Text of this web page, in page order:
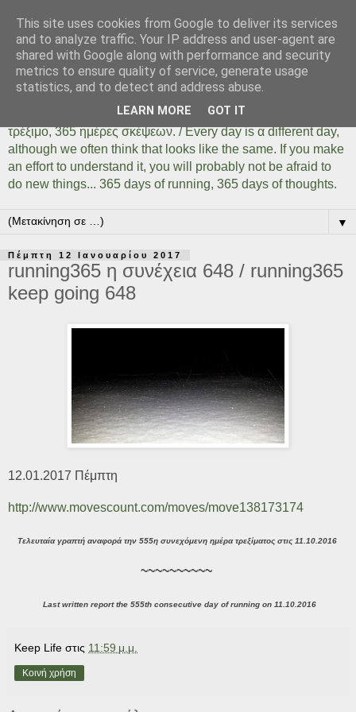
Days Of Running 365
Κάθε μέρα είναι μια διαφορετική ημέρα όσο ίδια και αν
φαίνεται. Αρκεί να το καταλάβουμε, αρκεί να δοκιμάσουμε,
αρκεί να μην φοβηθούμε να κάνουμε πράγματα... 365 ημέρες
τρέξιμο, 365 ημέρες σκέψεων. / Every day is α different day,
although we often think that looks like the same. If you make
an effort to understand it, you will probably not be afraid to
do new things... 365 days of running, 365 days of thoughts.
▼
Πέμπτη 12 Ιανουαρίου 2017
running365 η συνέχεια 648 / running365
keep going 648
12.01.2017 Πέμπτη
http://www.movescount.com/moves/move138173174
Τελευταία γραπτή αναφορά την 555η συνεχόμενη ημέρα τρεξίματος στις 11.10.2016
~~~~~~~~~~
Last written report the 555th consecutive day of running on 11.10.2016
Keep Life στις 11:59 μ.μ.
Κοινή χρήση
This site uses cookies from Google to deliver its services
and to analyze traffic. Your IP address and user-agent are
shared with Google along with performance and security
metrics to ensure quality of service, generate usage
statistics, and to detect and address abuse.
LEARN MORE GOT IT